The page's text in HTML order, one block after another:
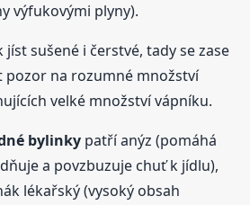
výfukovými plyny).
sušené i čerstvé, tady se zase
pozor na rozumné množství
velké množství vápníku.
bylinky patří anýz (pomáhá
a povzbuzuje chuť k jídlu),
lékařský (vysoký obsah